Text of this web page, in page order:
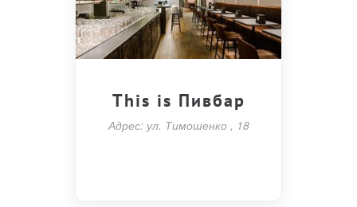
This is Пивбар
Адрес: ул. Тимошенко , 18